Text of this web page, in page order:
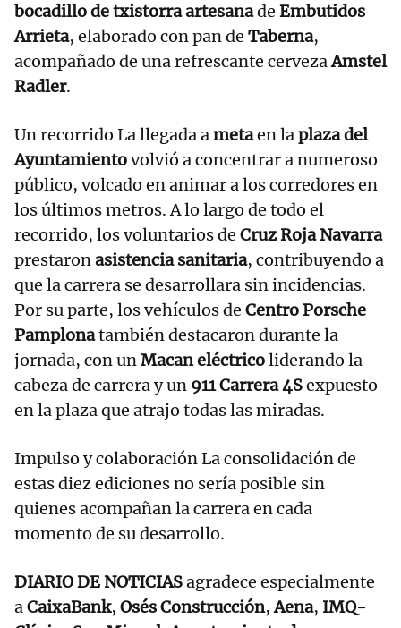
bocadillo de txistorra artesanade Embutidos
Arrieta, elaborado con pan de Taberna,
acompañado de una refrescante cervezaAmstel
Radler.
Un recorrido La llegada ametaen laplaza del
Ayuntamientovolvió a concentrar a numeroso
público, volcado en animar a los corredores en
los últimos metros. A lo largo de todo el
recorrido, los voluntarios de Cruz Roja Navarra
prestaronasistencia sanitaria, contribuyendo a
que la carrera se desarrollara sin incidencias.
Por su parte, los vehículos de Centro Porsche
Pamplonatambién destacaron durante la
jornada, con unMacan eléctricoliderando la
cabeza de carrera y un 911 Carrera 4Sexpuesto
en la plaza que atrajo todas las miradas.
Impulso y colaboración La consolidación de
estas diez ediciones no sería posible sin
quienes acompañan la carrera en cada
momento de su desarrollo.
DIARIO DE NOTICIASagradece especialmente
aCaixaBank, Osés Construcción,Aena, IMQ-